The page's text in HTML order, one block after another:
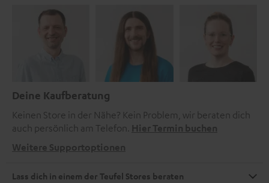
Deine Kaufberatung
Keinen Store in der Nähe? Kein Problem, wir beraten dich
auch persönlich am Telefon. Hier Termin buchen
Weitere Supportoptionen
Lass dich in einem der Teufel Stores beraten